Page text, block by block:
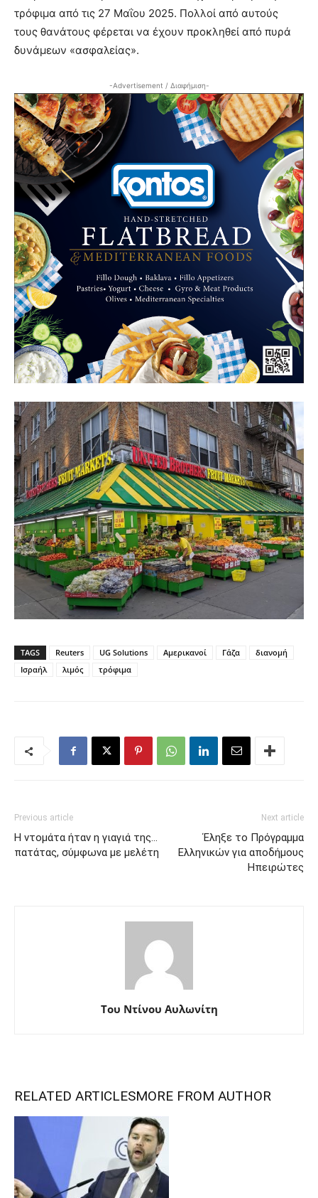
τρόφιμα από τις 27 Μαΐου 2025. Πολλοί από αυτούς
τους θανάτους φέρεται να έχουν προκληθεί από πυρά
δυνάμεων «ασφαλείας».
-Advertisement / Διαφήμιση-
TAGS Reuters UG Solutions Αμερικανοί Γάζα
διανομή
Ισραήλ
λιμός τρόφιμα
Previous article
Η ντομάτα ήταν η γιαγιά της…
πατάτας, σύμφωνα με μελέτη
Next article
Έληξε το Πρόγραμμα
Ελληνικών για αποδήμους
Ηπειρώτες
Του Ντίνου Αυλωνίτη
RELATED ARTICLESMORE FROM AUTHOR